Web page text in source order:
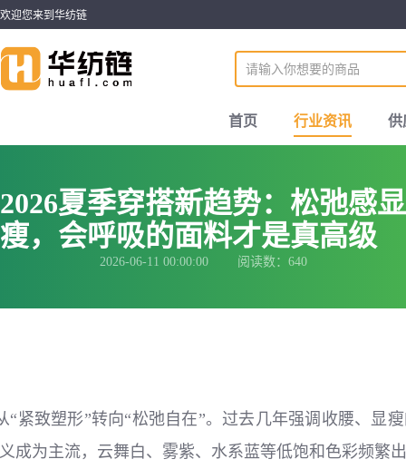
欢迎您来到华纺链
首页 行业资讯 供
2026夏季穿搭新趋势：松弛感显
瘦，会呼吸的面料才是真高级
2026-06-11 00:00:00 阅读数：640
“紧致塑形”转向“松弛自在”。过去几年强调收腰、显
成为主流，云舞白、雾紫、水系蓝等低饱和色彩频繁